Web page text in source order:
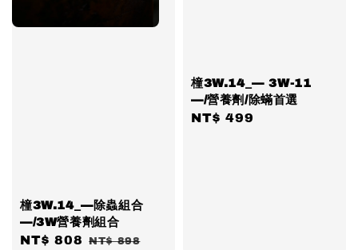
橦3W.14_—除蟲組合
—/3W營養劑組合
Sale
NT$ 808 Regular
NT$ 898
橦3W.14_— 3W-11
—/營養劑/除蟎首選
Regular
NT$ 499